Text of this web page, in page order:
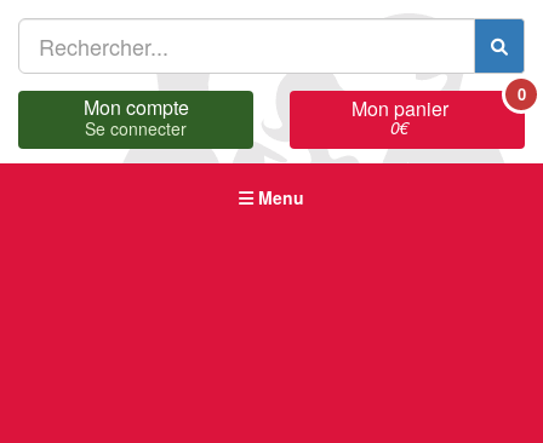
Mon compte
Se connecter
Mon panier
0€
0
Menu